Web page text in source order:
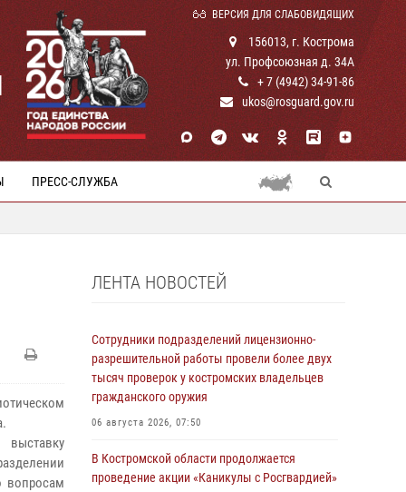
ВЕРСИЯ ДЛЯ СЛАБОВИДЯЩИХ
156013, г. Кострома
ул. Профсоюзная д. 34А
+ 7 (4942) 34-91-86
ukos@rosguard.gov.ru
ПРЕСС-СЛУЖБА
выставку
вопросам
ЛЕНТА НОВОСТЕЙ
Сотрудники подразделений лицензионно-
разрешительной работы провели более двух
тысяч проверок у костромских владельцев
гражданского оружия
06 августа 2026, 07:50
В Костромской области продолжается
проведение акции «Каникулы с Росгвардией»